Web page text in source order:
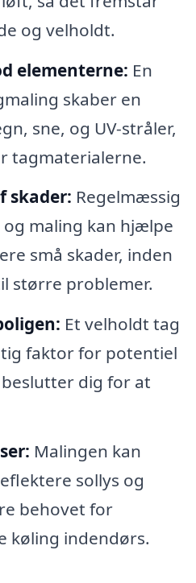
og velholdt.
elementerne: En
skaber en
sne, og UV-stråler,
tagmaterialerne.
skader: Regelmæssig
maling kan hjælpe
små skader, inden
større problemer.
Et velholdt tag
faktor for potentiel
dig for at
Malingen kan
sollys og
behovet for
køling indendørs.